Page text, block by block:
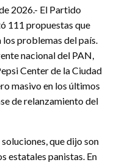
2026.- El Partido
111 propuestas que
problemas del país.
nacional del PAN,
Center de la Ciudad
masivo en los últimos
de relanzamiento del
que dijo son
estatales panistas. En